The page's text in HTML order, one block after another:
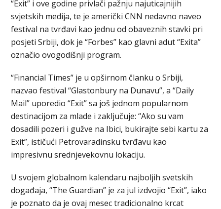
“Exit” i ove godine privlači pažnju najuticajnijih
svjetskih medija, te je američki CNN nedavno naveo
festival na tvrđavi kao jednu od obaveznih stavki pri
posjeti Srbiji, dok je “Forbes” kao glavni adut “Exita”
označio ovogodišnji program.
“Financial Times” je u opširnom članku o Srbiji,
nazvao festival “Glastonbury na Dunavu”, a “Daily
Mail” uporedio “Exit” sa još jednom popularnom
destinacijom za mlade i zaključuje: “Ako su vam
dosadili pozeri i gužve na Ibici, bukirajte sebi kartu za
Exit”, ističući Petrovaradinsku tvrđavu kao
impresivnu srednjevekovnu lokaciju.
U svojem globalnom kalendaru najboljih svetskih
događaja, “The Guardian” je za jul izdvojio “Exit”, iako
je poznato da je ovaj mesec tradicionalno krcat